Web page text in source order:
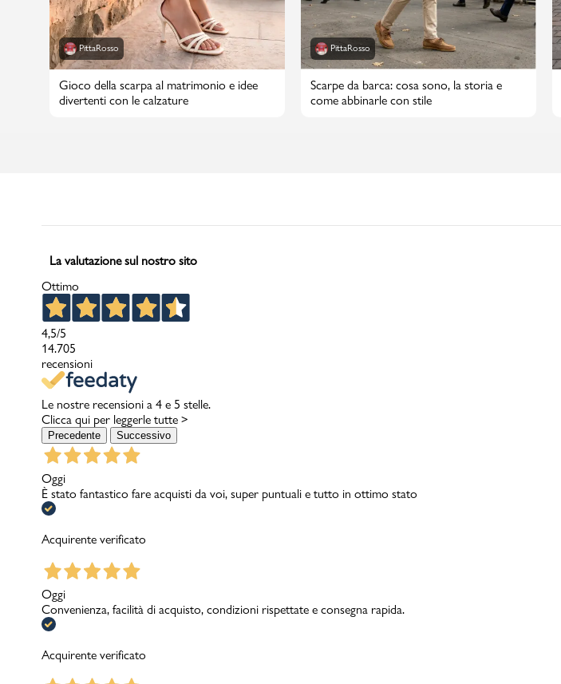
PittaRosso
Gioco della scarpa al matrimonio e idee
divertenti con le calzature
PittaRosso
Scarpe da barca: cosa sono, la storia e
come abbinarle con stile
La valutazione sul nostro sito
Ottimo
4,5/5
14.705
recensioni
Le nostre recensioni a 4 e 5 stelle.
Clicca qui per leggerle tutte >
Precedente Successivo
Oggi
È stato fantastico fare acquisti da voi, super puntuali e tutto in ottimo stato
Acquirente verificato
Oggi
Convenienza, facilità di acquisto, condizioni rispettate e consegna rapida.
Acquirente verificato